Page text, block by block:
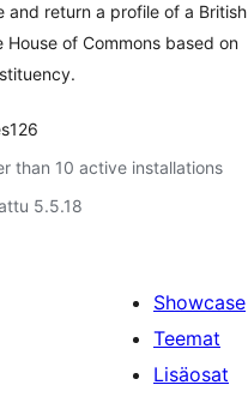
and return a profile of a British
House of Commons based on
than 10 active installations
5.5.18
Showcase
Teemat
Lisäosat